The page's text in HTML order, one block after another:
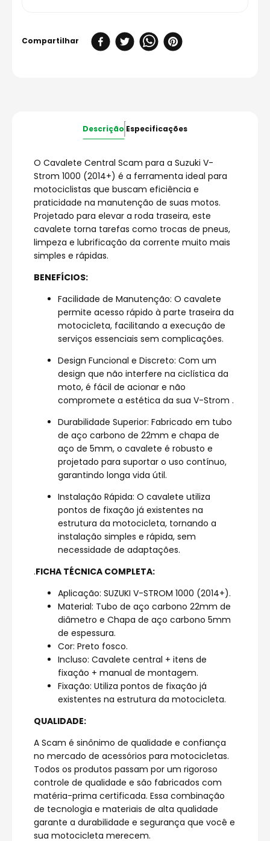
Descrição Especificações
O Cavalete Central Scam para a Suzuki V-
Strom 1000 (2014+) é a ferramenta ideal para
motociclistas que buscam eficiência e
praticidade na manutenção de suas motos.
Projetado para elevar a roda traseira, este
cavalete torna tarefas como trocas de pneus,
limpeza e lubrificação da corrente muito mais
simples e rápidas.
BENEFÍCIOS:
Facilidade de Manutenção: O cavalete
permite acesso rápido à parte traseira da
motocicleta, facilitando a execução de
serviços essenciais sem complicações.
Design Funcional e Discreto: Com um
design que não interfere na ciclística da
moto, é fácil de acionar e não
compromete a estética da sua V-Strom .
Durabilidade Superior: Fabricado em tubo
de aço carbono de 22mm e chapa de
aço de 5mm, o cavalete é robusto e
projetado para suportar o uso contínuo,
garantindo longa vida útil.
Instalação Rápida: O cavalete utiliza
pontos de fixação já existentes na
estrutura da motocicleta, tornando a
instalação simples e rápida, sem
necessidade de adaptações.
.FICHA TÉCNICA COMPLETA:
Aplicação: SUZUKI V-STROM 1000 (2014+).
Material: Tubo de aço carbono 22mm de
diâmetro e Chapa de aço carbono 5mm
de espessura.
Cor: Preto fosco.
Incluso: Cavalete central + itens de
fixação + manual de montagem.
Fixação: Utiliza pontos de fixação já
existentes na estrutura da motocicleta.
QUALIDADE:
A Scam é sinônimo de qualidade e confiança
no mercado de acessórios para motocicletas.
Todos os produtos passam por um rigoroso
controle de qualidade e são fabricados com
matéria-prima certificada. Essa combinação
de tecnologia e materiais de alta qualidade
garante a durabilidade e segurança que você e
sua motocicleta merecem.